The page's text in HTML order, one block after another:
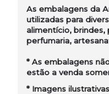
As embalagens da
utilizadas para
alimentício, brindes,
perfumaria,
* As embalagens
estão a venda
*Imagens ilustrativas